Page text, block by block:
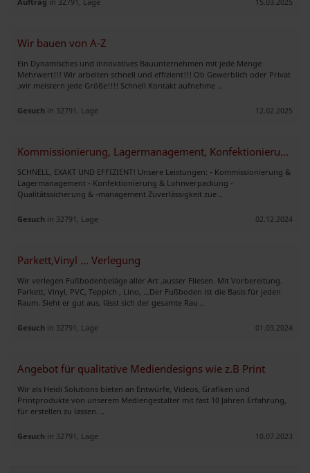
Wir bauen von A-Z
Ein Dynamisches und innovatives Bauunternehmen mit jede Menge
Mehrwert!!! Wir arbeiten schnell und effizient!!! Ob Gewerblich oder Privat
,wir meistern jede Größe!!!! Schnell Kontakt aufnehme ..
Gesuch in 32791, Lage 12.02.2025
Kommissionierung, Lagermanagement, Konfektionierung, Lohnverpackung
SCHNELL, EXAKT UND EFFIZIENT! Unsere Leistungen: - Kommissionierung &
Lagermanagement - Konfektionierung & Lohnverpackung -
Qualitätssicherung & -management Zuverlässigkeit zue ..
Gesuch in 32791, Lage 02.12.2024
Parkett,Vinyl ... Verlegung
Wir verlegen Fußbodenbeläge aller Art ,ausser Fliesen. Mit Vorbereitung.
Parkett, Vinyl, PVC, Teppich , Lino, ...Der Fußboden ist die Basis für jeden
Raum. Sieht er gut aus, lässt sich der gesamte Rau ..
Gesuch in 32791, Lage 01.03.2024
Angebot für qualitative Mediendesigns wie z.B Print
Wir als Heidi Solutions bieten an Entwürfe, Videos, Grafiken und
Printprodukte von unserem Mediengestalter mit fast 10 Jahren Erfahrung,
für erstellen zu lassen. ..
Gesuch in 32791, Lage 10.07.2023